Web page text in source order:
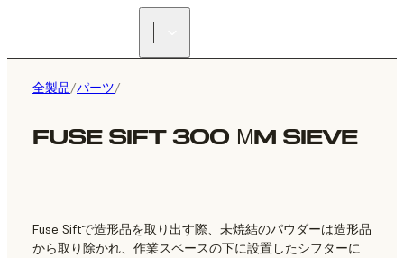
全製品/パーツ/
FUSE SIFT 300 ΜM SIEVE
Fuse Siftで造形品を取り出す際、未焼結のパウダーは造形品
から取り除かれ、作業スペースの下に設置したシフターに